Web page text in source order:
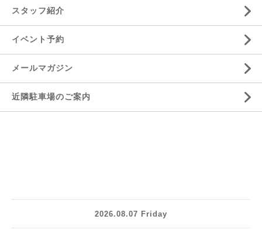
スタッフ紹介
イベント予約
メールマガジン
近隣駐車場のご案内
2026.08.07 Friday